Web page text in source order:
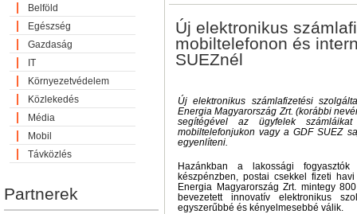
Belföld
Egészség
Gazdaság
IT
Környezetvédelem
Közlekedés
Média
Mobil
Távközlés
Partnerek
Új elektronikus
mobiltelefonon és
SUEZnél
Új elektronikus számlafizetési
Energia Magyarország Zrt. (korábbi
segítégével az ügyfelek
mobiltelefonjukon vagy a GDF SUEZ
egyenlíteni.
Hazánkban a lakossági
készpénzben, postai csekkel fizeti
Energia Magyarország Zrt. mintegy
bevezetett innovatív elektronikus
egyszerűbbé és kényelmesebbé válik.